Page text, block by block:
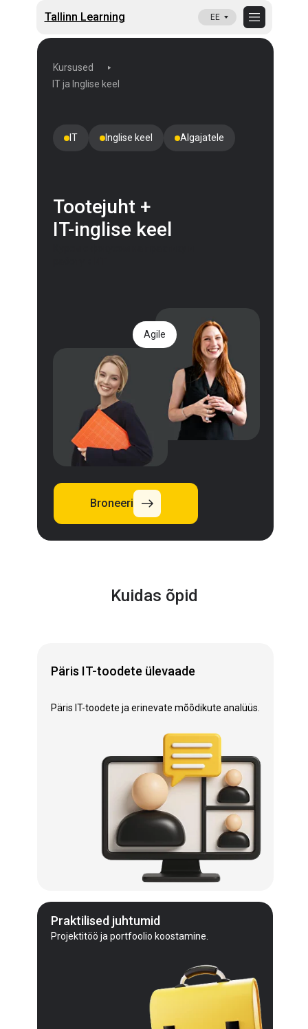
Broneeri
Tootejuht +
IT-inglise keel
IT Inglise keel Algajatele
Agile
IT ja Inglise keel
Kursused
Praktilised juhtumid
Projektitöö ja portfoolio koostamine.
Päris IT-toodete ülevaade
Päris IT-toodete ja erinevate mõõdikute analüüs.
Kuidas õpid
EE
Tallinn Learning